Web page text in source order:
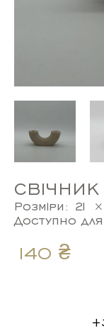
Розміри: 21
Доступно
140 ₴